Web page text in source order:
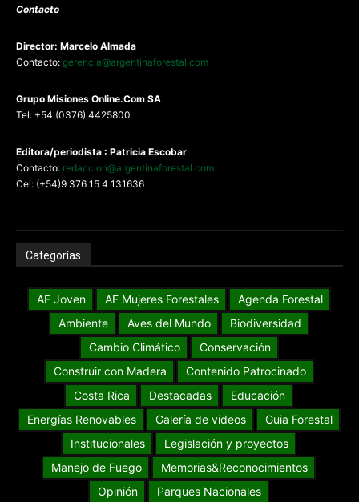
Contacto
Director: Marcelo Almada
Contacto: gerencia@argentinaforestal.com
Grupo Misiones Online.Com SA
Tel: +54 (0376) 4425800
Editora/periodista : Patricia Escobar
Contacto: redaccion@argentinaforestal.com
Cel: (+54)9 376 15 4 131636
Categorías
AF Joven AF Mujeres Forestales
Agenda Forestal
Ambiente
Aves del Mundo
Biodiversidad
Cambio Climático
Conservación
Construir con Madera
Contenido Patrocinado
Costa Rica
Destacadas
Educación
Energías Renovables
Galería de videos
Guia Forestal
Institucionales
Legislación y proyectos
Manejo de Fuego
Memorias&Reconocimientos
Opinión
Parques Nacionales